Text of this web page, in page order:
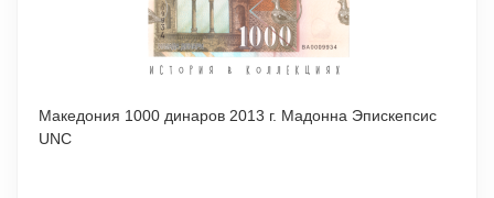
Македония 1000 динаров 2013 г. Мадонна Эпискепсис
UNC